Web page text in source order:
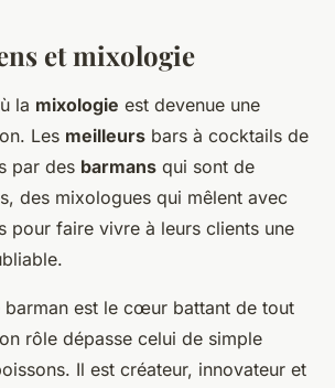
et mixologie
la mixologie est devenue une
Les meilleurs bars à cocktails de
par des barmans qui sont de
des mixologues qui mêlent avec
pour faire vivre à leurs clients une
barman est le cœur battant de tout
rôle dépasse celui de simple
Il est créateur, innovateur et